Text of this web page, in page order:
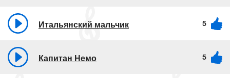
Итальянский мальчик 5
Капитан Немо 5